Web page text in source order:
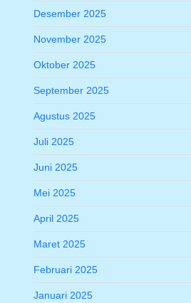
Desember 2025
November 2025
Oktober 2025
September 2025
Agustus 2025
Juli 2025
Juni 2025
Mei 2025
April 2025
Maret 2025
Februari 2025
Januari 2025